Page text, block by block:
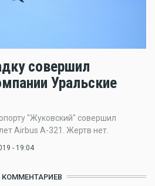
совершил
Уральские
"Жуковский" совершил
Airbus A-321. Жертв нет.
- 19:04
КОММЕНТАРИЕВ